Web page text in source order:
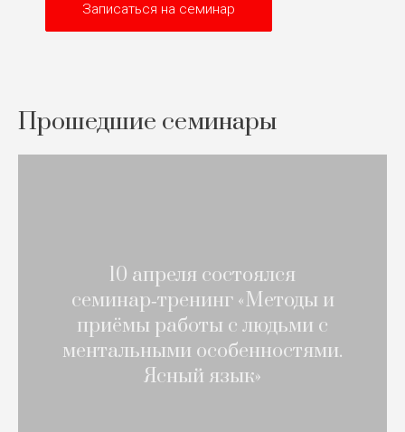
Записаться на семинар
Прошедшие семинары
10 апреля состоялся
семинар‑тренинг «Методы и
приёмы работы с людьми с
ментальными особенностями.
Ясный язык»